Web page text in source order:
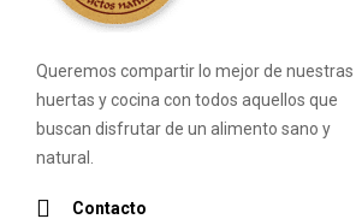
Queremos compartir lo mejor de nuestras
huertas y cocina con todos aquellos que
buscan disfrutar de un alimento sano y
natural.
Contacto